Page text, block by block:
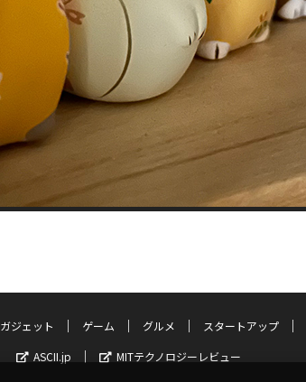
ガジェット ゲーム グルメ スタートアップ
ASCII.jp
MITテクノロジーレビュー